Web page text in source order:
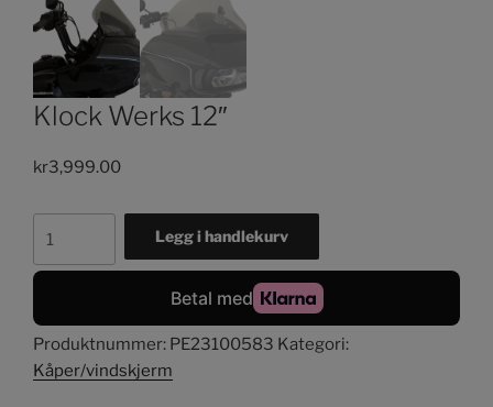
Klock Werks 12″
kr3,999.00
Werks
12"
Legg i handlekurv
Produktnummer: PE23100583 Kategori:
Kåper/vindskjerm